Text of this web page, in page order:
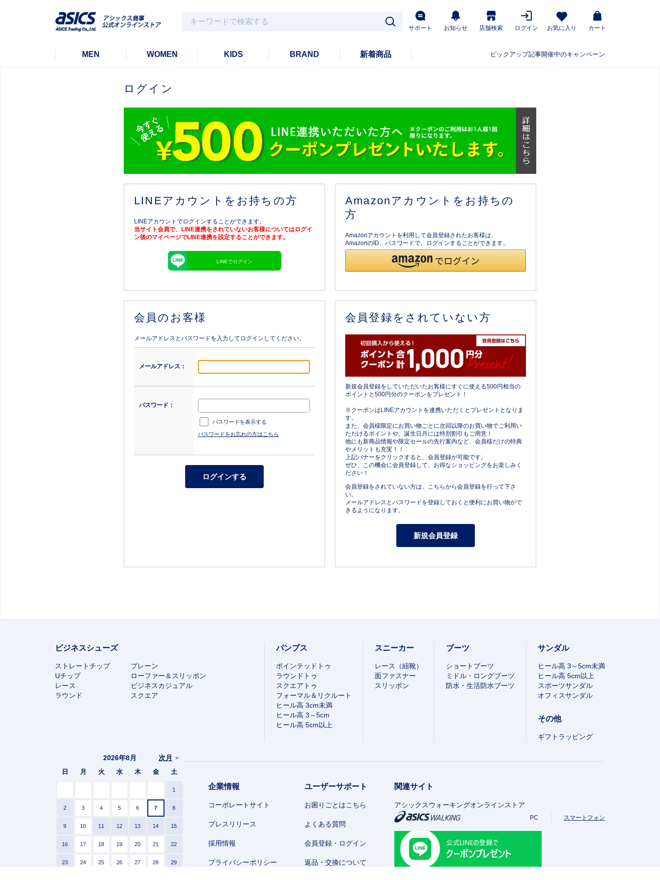
サポート お知らせ 店舗検索 ログイン お気に入り カート
MEN WOMEN KIDS BRAND 新着商品 ピックアップ記事開催中のキャンペーン
ログイン
LINEアカウントをお持ちの方
LINEアカウントでログインすることができます。
当サイト会員で、LINE連携をされていないお客様についてはログイ
ン後のマイページでLINE連携を設定することができます。
LINEでログイン
Amazonアカウントをお持ちの
方
Amazonアカウントを利用して会員登録されたお客様は、
AmazonのID、パスワードで、ログインすることができます。
会員のお客様
メールアドレスとパスワードを入力してログインしてください。
メールアドレス：
パスワード：
パスワードを表示する
パスワードをお忘れの方はこちら
会員登録をされていない方
新規会員登録をしていただいたお客様にすぐに使える500円相当の
ポイントと500円分のクーポンをプレゼント！
※クーポンはLINEアカウントを連携いただくとプレゼントとなりま
す。
また、会員様限定にお買い物ごとに次回以降のお買い物でご利用い
ただけるポイントや、誕生日月には特別割引もご用意！
他にも新商品情報や限定セールの先行案内など、会員様だけの特典
やメリットも充実！！
上記バナーをクリックすると、会員登録が可能です。
ぜひ、この機会に会員登録して、お得なショッピングをお楽しみく
ださい！
会員登録をされていない方は、こちらから会員登録を行って下さ
い。
メールアドレスとパスワードを登録しておくと便利にお買い物がで
きるようになります。
ビジネスシューズ
ストレートチップ
プレーン
Uチップ
ローファー＆スリッポン
レース
ビジネスカジュアル
ラウンド
スクエア
パンプス
ポインテッドトゥ
ラウンドトゥ
スクエアトゥ
フォーマル＆リクルート
ヒール高 3cm未満
ヒール高 3～5cm
ヒール高 5cm以上
スニーカー
レース（紐靴）
面ファスナー
スリッポン
ブーツ
ショートブーツ
ミドル・ロングブーツ
防水・生活防水ブーツ
サンダル
ヒール高 3～5cm未満
ヒール高 5cm以上
スポーツサンダル
オフィスサンダル
その他
ギフトラッピング
次月 >
2026年8月
日 月 火 水 木 金 土
1
2 3 4 5 6 7 8
9 10 11 12 13 14 15
16 17 18 19 20 21 22
23 24 25 26 27 28 29
企業情報
コーポレートサイト
プレスリリース
採用情報
プライバシーポリシー
ユーザーサポート
お困りごとはこちら
よくある質問
会員登録・ログイン
返品・交換について
関連サイト
アシックスウォーキングオンラインストア
PC スマートフォン